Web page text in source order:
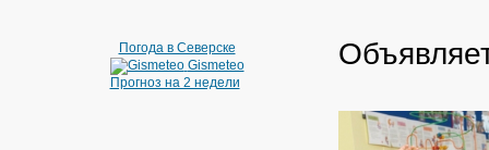
Погода в Северске
Gismeteo
Прогноз на 2 недели